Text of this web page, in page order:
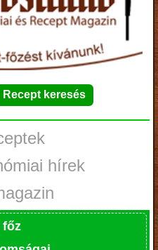
hírek